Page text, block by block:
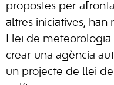
propostes per
altres iniciatives, han
Llei de meteorologia
crear una agència
un projecte de llei